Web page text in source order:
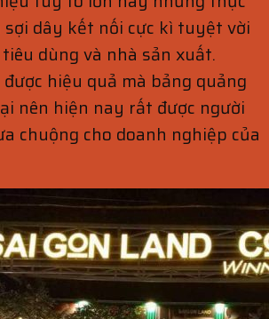
sợi dây kết nối cực kì tuyệt vời
dùng và nhà sản xuất.
hiệu quả mà bảng quảng
nên hiện nay rất được người
chuộng cho doanh nghiệp của